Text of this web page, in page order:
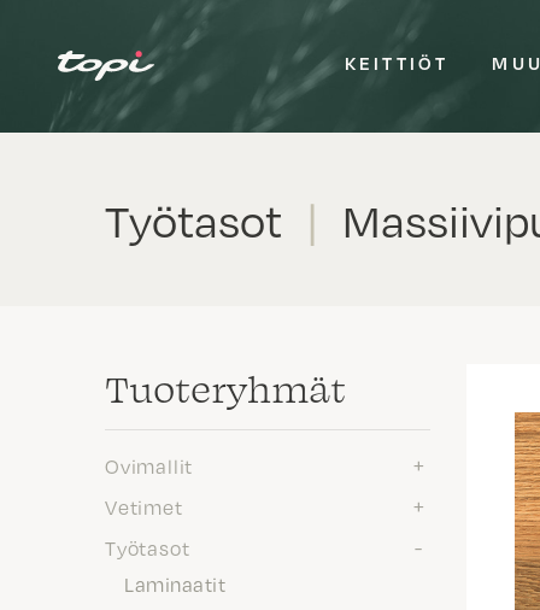
KEITTIÖT
Työtasot |
Tuote­ryhmät
Ovimallit
Vetimet
Työtasot
Laminaatit